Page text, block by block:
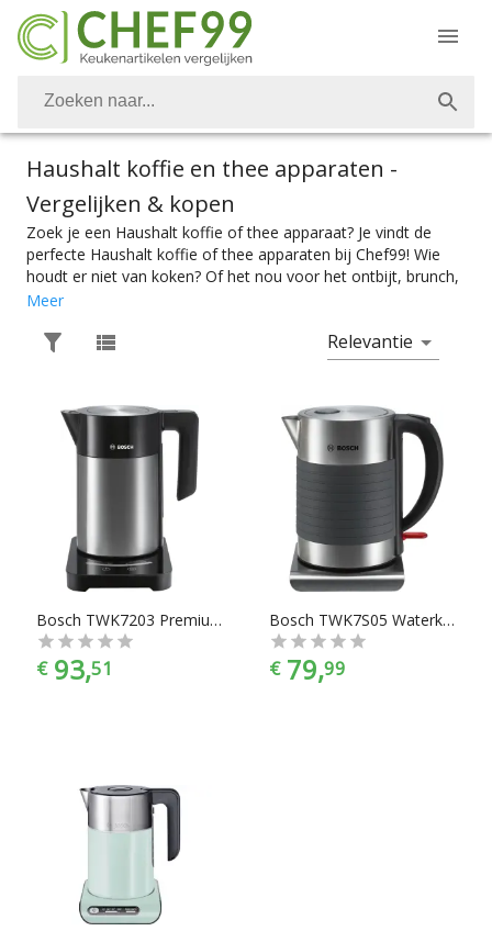
Haushalt koffie en thee apparaten -
Vergelijken & kopen
Zoek je een Haushalt koffie of thee apparaat? Je vindt de
perfecte Haushalt koffie of thee apparaten bij Chef99! Wie
houdt er niet van koken? Of het nou voor het ontbijt, brunch,
lunch, avondeten of dessert is. Vanzelfsprekend is het
beschikken. Ook alles voor een heerlijke kop koffie of thee
vind je bij Chef99. Voor de perfecte espresso, melkschuim, of
espressomachine, melkopschuimer of waterkoker nodig. Kies
makkelijk het product met de juiste specificaties. Of je nou
een espressomachine zoekt die een bonenmaler heeft of een
waterkoker waarmee je de temperatuur in kan stellen, je
vindt makkelijk wat je nodig hebt bij Chef99. En dat alles
onder het mom: “Gemak dient de chef”. Koffie- en thee
apparaten zijn er te vinden in alle prijscategorieën, voor ieder
is er wel wat wils. En met ook nog eens de juiste kleurselectie
vind je de kleur die het beste bij jouw keukeninrichting past.
Meer
Relevantie
Bosch TWK7203 Premium Waterkoker - RVS Zwart
€ 93,51
Bosch TWK7S05 Waterkoker - Grijs RVS
€ 79,99